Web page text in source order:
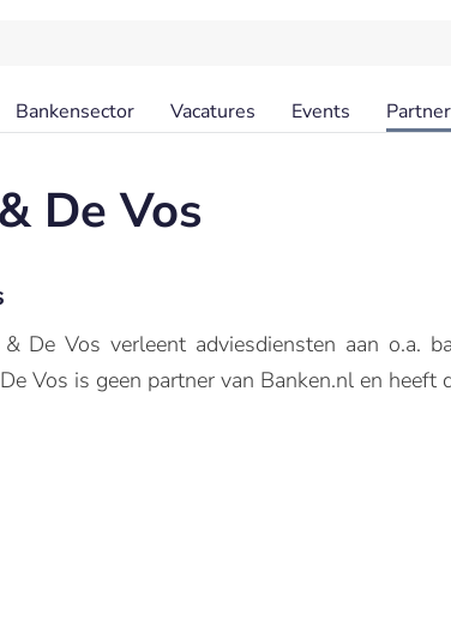
Bankensector Vacatures Events
De Vos
De Vos verleent adviesdiensten aan o.a.
Vos is geen partner van Banken.nl en